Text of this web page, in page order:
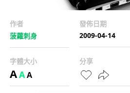
作者
菠蘿刺身
發佈日期
2009-04-14
字體大小
AAA
分享